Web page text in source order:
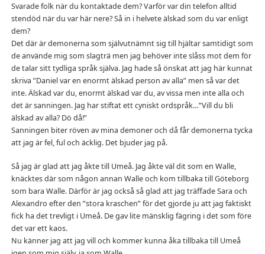
Svarade folk när du kontaktade dem? Varför var din telefon alltid
stendöd när du var här nere? Så in i helvete älskad som du var enligt
dem?
Det där är demonerna som självutnämnt sig till hjältar samtidigt som
de använde mig som slagträ men jag behöver inte slåss mot dem för
de talar sitt tydliga språk själva. Jag hade så önskat att jag här kunnat
skriva ”Daniel var en enormt älskad person av alla” men så var det
inte. Älskad var du, enormt älskad var du, av vissa men inte alla och
det är sanningen. Jag har stiftat ett cyniskt ordspråk…”Vill du bli
älskad av alla? Dö då!”
Sanningen biter röven av mina demoner och då får demonerna tycka
att jag är fel, ful och äcklig. Det bjuder jag på.
Så jag är glad att jag åkte till Umeå. Jag åkte väl dit som en Walle,
knäcktes där som någon annan Walle och kom tillbaka till Göteborg
som bara Walle. Därför är jag också så glad att jag träffade Sara och
Alexandro efter den ”stora kraschen” för det gjorde ju att jag faktiskt
fick ha det trevligt i Umeå. De gav lite mänsklig fägring i det som före
det var ett kaos.
Nu känner jag att jag vill och kommer kunna åka tillbaka till Umeå